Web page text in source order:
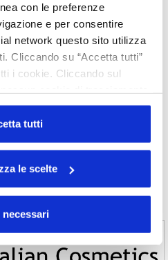
con le preferenze
e per consentire
network questo sito utilizza
Cliccando su “Accetta tutti”
i cookie. Cliccando sul
Cliccando su
esprimere la propria
categoria di cookie del
tutti
le scelte
necessari
2020
2016
2015
2008